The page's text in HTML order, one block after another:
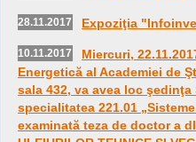
28.11.2017 Expoziţia
10.11.2017
Miercuri,
Energetică al Academiei de
sala 432, va avea loc
specialitatea 221.01
examinată teza de doctor a